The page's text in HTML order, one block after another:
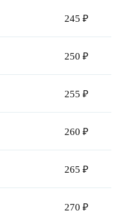
245 ₽
250 ₽
255 ₽
260 ₽
265 ₽
270 ₽